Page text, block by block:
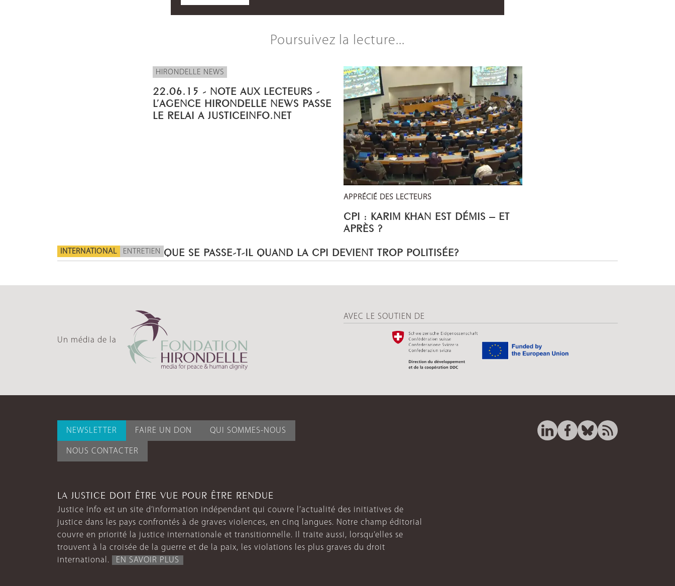
Poursuivez la lecture...
HIRONDELLE NEWS
22.06.15 - NOTE AUX LECTEURS -
L’AGENCE HIRONDELLE NEWS PASSE
LE RELAI A JUSTICEINFO.NET
APPRÉCIÉ DES LECTEURS
CPI : KARIM KHAN EST DÉMIS – ET
APRÈS ?
INTERNATIONAL ENTRETIEN QUE SE PASSE-T-IL QUAND LA CPI DEVIENT TROP POLITISÉE?
Un média de la
AVEC LE SOUTIEN DE
NEWSLETTER FAIRE UN DON QUI SOMMES-NOUS
NOUS CONTACTER
LA JUSTICE DOIT ÊTRE VUE POUR ÊTRE RENDUE
Justice Info est un site d’information indépendant qui couvre l’actualité des initiatives de
justice dans les pays confrontés à de graves violences, en cinq langues. Notre champ éditorial
couvre en priorité la justice internationale et transitionnelle. Il traite aussi, lorsqu’elles se
trouvent à la croisée de la guerre et de la paix, les violations les plus graves du droit
international.
EN SAVOIR PLUS